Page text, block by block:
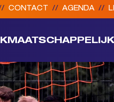
CONTACT // AGENDA //
MAATSCHAPPELIJK